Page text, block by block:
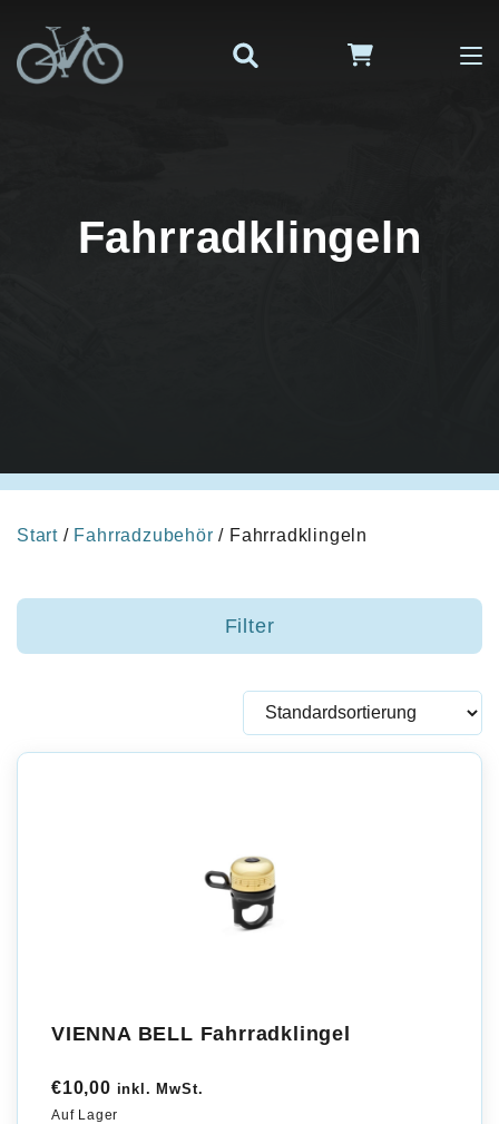
Fahrradklingeln
Start / Fahrradzubehör / Fahrradklingeln
Filter
VIENNA BELL Fahrradklingel
€10,00 inkl. MwSt.
Auf Lager